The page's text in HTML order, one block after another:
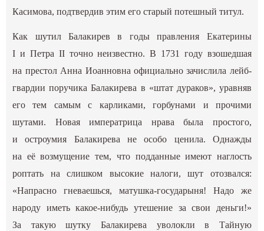
Касимова, подтвердив этим его старый потешный титул.
Как шутил Балакирев в годы правления Екатерины
I и Петра II точно неизвестно. В 1731 году взошедшая
на престол Анна Иоанновна официально зачислила лейб-
гвардии поручика Балакирева в «штат дураков», уравняв
его тем самым с карликами, горбунами и прочими
шутами. Новая императрица нрава была простого,
и остроумия Балакирева не особо ценила. Однажды
на её возмущение тем, что подданные имеют наглость
роптать на слишком высокие налоги, шут отозвался:
«Напрасно гневаешься, матушка-государыня! Надо же
народу иметь какое-нибудь утешение за свои деньги!»
За такую шутку Балакирева уволокли в Тайную